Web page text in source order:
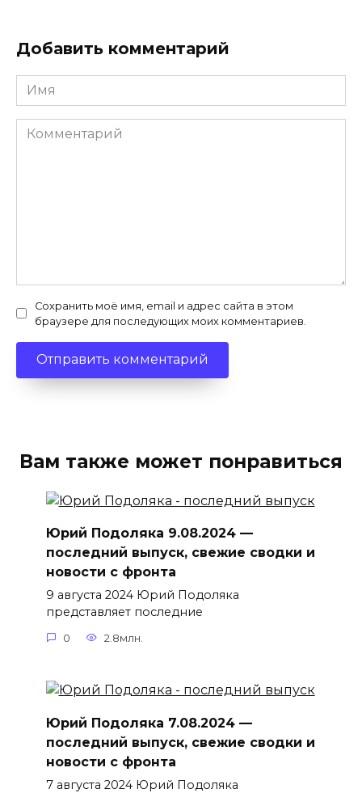
Добавить комментарий
Имя
*
Комментарий
Сохранить моё имя, email и адрес сайта в этом
браузере для последующих моих комментариев.
Вам также может понравиться
Юрий Подоляка 9.08.2024 —
последний выпуск, свежие сводки и
новости с фронта
9 августа 2024 Юрий Подоляка
представляет последние
0 2.8млн.
Юрий Подоляка 7.08.2024 —
последний выпуск, свежие сводки и
новости с фронта
7 августа 2024 Юрий Подоляка